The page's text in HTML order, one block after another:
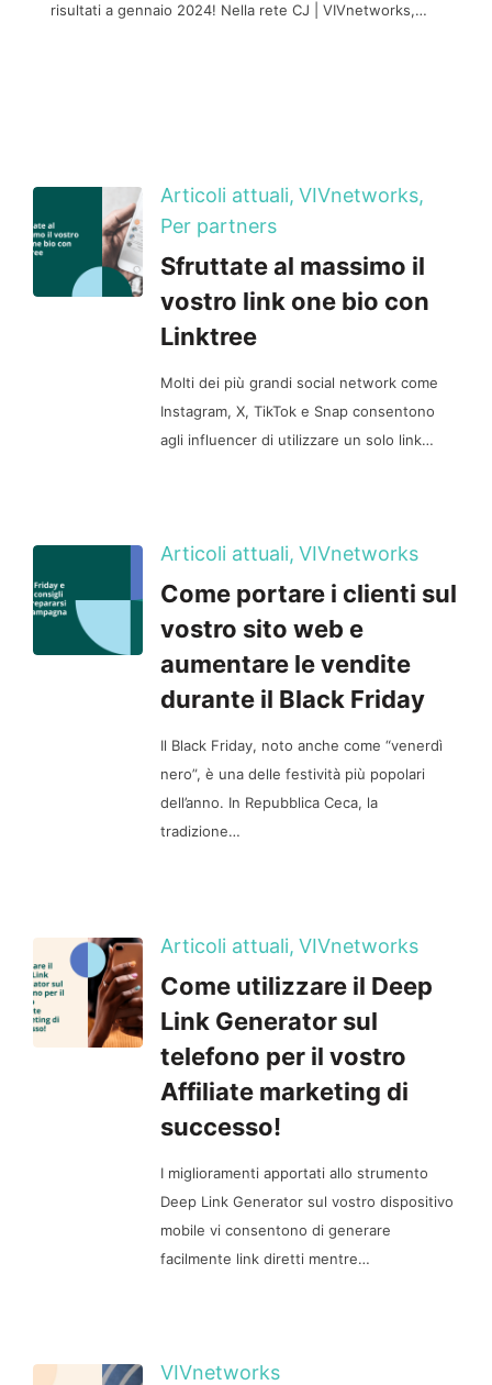
risultati a gennaio 2024! Nella rete CJ | VIVnetworks,…
Sfruttate al massimo il
vostro link one bio con
Linktree
Molti dei più grandi social network come
Instagram, X, TikTok e Snap consentono
agli influencer di utilizzare un solo link…
Articoli attuali, VIVnetworks,
Per partners
Come portare i clienti sul
vostro sito web e
aumentare le vendite
durante il Black Friday
Il Black Friday, noto anche come “venerdì
nero”, è una delle festività più popolari
dell’anno. In Repubblica Ceca, la
tradizione…
Articoli attuali, VIVnetworks
Come utilizzare il Deep
Link Generator sul
telefono per il vostro
Affiliate marketing di
successo!
I miglioramenti apportati allo strumento
Deep Link Generator sul vostro dispositivo
mobile vi consentono di generare
facilmente link diretti mentre…
Articoli attuali, VIVnetworks
VIVnetworks